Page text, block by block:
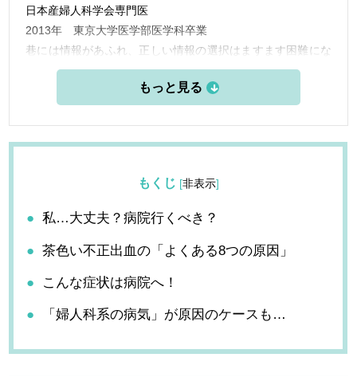
日本産婦人科学会専門医
2013年 東京大学医学部医学科卒業
巷には情報があふれ、正しい情報の選択はますます困難にな
っています。何を信じればいいか、不安でたまらない人の助
けに少しでもなれれば幸いです。
もくじ [非表示]
私…大丈夫？病院行くべき？
茶色い不正出血の「よくある8つの原因」
こんな症状は病院へ！
「婦人科系の病気」が原因のケースも…